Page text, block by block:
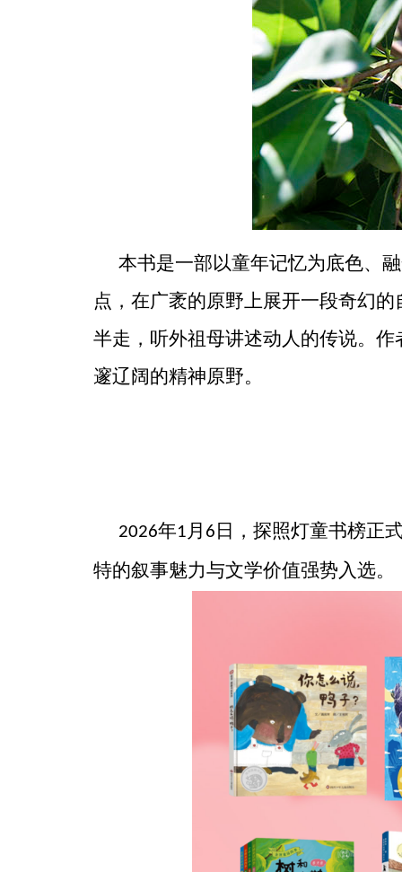
本书是一部以童年记忆为底色、
点，在广袤的原野上展开一段奇幻
半走，听外祖母讲述动人的传说。
邃辽阔的精神原野。
2026年1月 6 日，探照灯童书榜正
特的叙事魅力与文学价值强势入选。